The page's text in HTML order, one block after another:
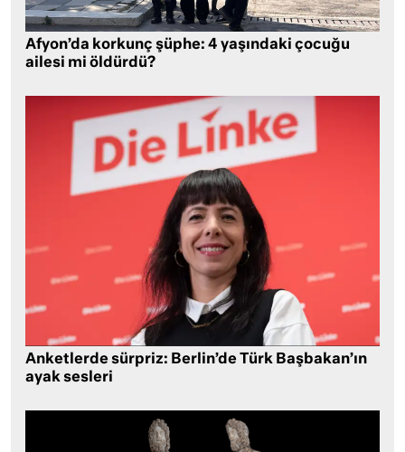
Afyon’da korkunç şüphe: 4 yaşındaki çocuğu
ailesi mi öldürdü?
Anketlerde sürpriz: Berlin’de Türk Başbakan’ın
ayak sesleri